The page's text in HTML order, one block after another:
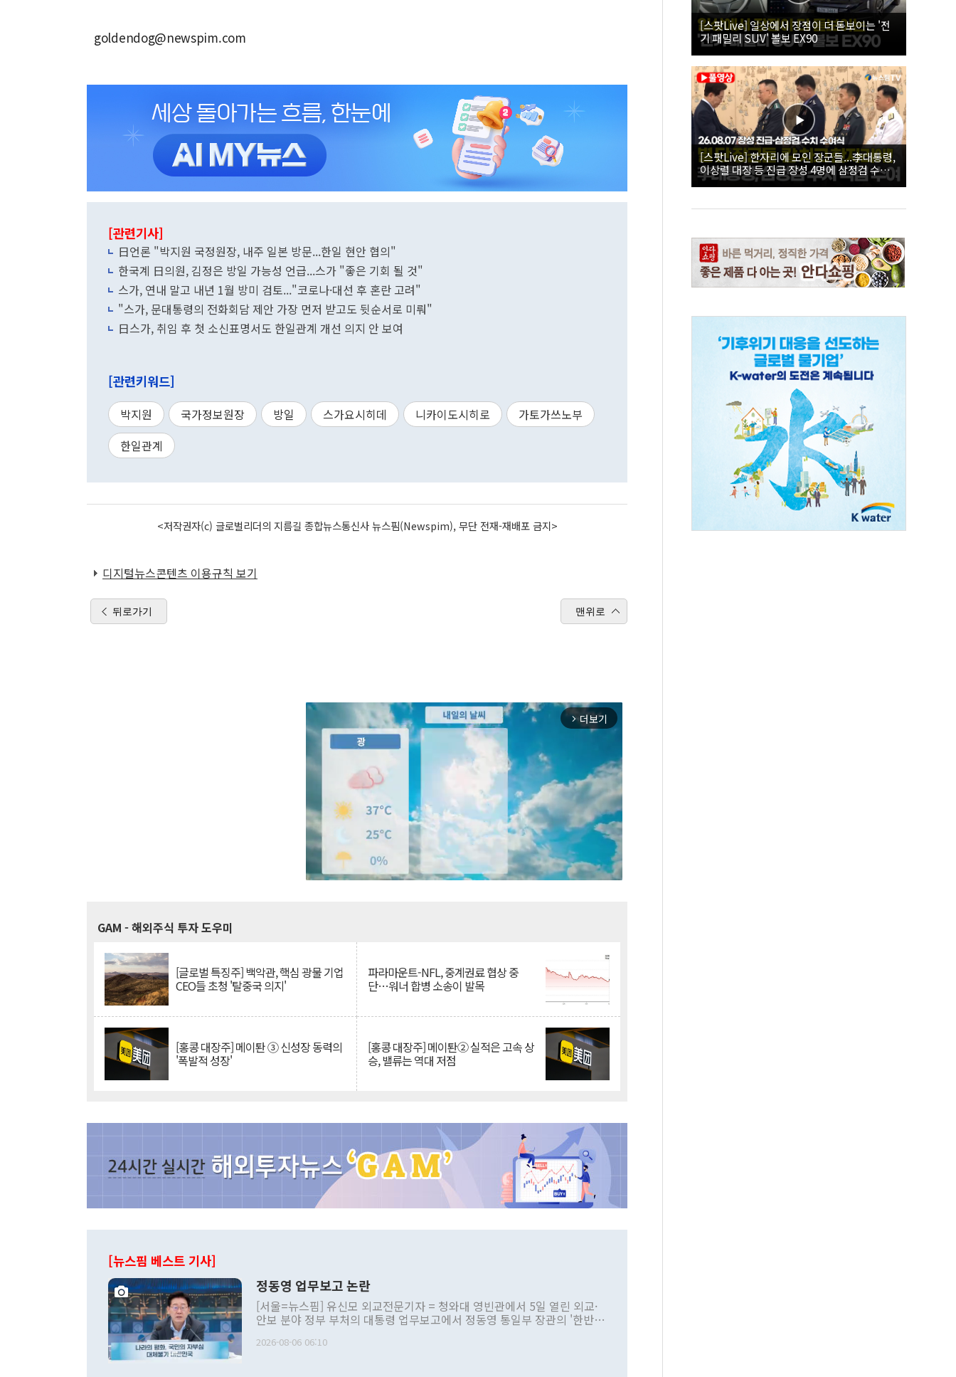
goldendog@newspim.com
[관련기사]
日언론 "박지원 국정원장, 내주 일본 방문...한일 현안 협의"
한국계 日의원, 김정은 방일 가능성 언급...스가 "좋은 기회 될 것"
스가, 연내 말고 내년 1월 방미 검토..."코로나·대선 후 혼란 고려"
"스가, 문대통령의 전화회담 제안 가장 먼저 받고도 뒷순서로 미뤄"
日스가, 취임 후 첫 소신표명서도 한일관계 개선 의지 안 보여
[관련키워드]
박지원 국가정보원장 방일 스가요시히데 니카이도시히로
가토가쓰노부
한일관계
<저작권자(c) 글로벌리더의 지름길 종합뉴스통신사 뉴스핌(Newspim), 무단 전재-재배포 금지>
디지털뉴스콘텐츠 이용규칙 보기
뒤로가기 맨위로
arrow_forward_ios 더보기
GAM - 해외주식 투자 도우미
[글로벌 특징주] 백악관, 핵심 광물 기업
CEO들 초청 '탈중국 의지'
파라마운트-NFL, 중계권료 협상 중
단…워너 합병 소송이 발목
[홍콩 대장주] 메이퇀 ③ 신성장 동력의
'폭발적 성장'
[홍콩 대장주] 메이퇀② 실적은 고속 상
승, 밸류는 역대 저점
[뉴스핌 베스트 기사]
정동영 업무보고 논란
[서울=뉴스핌] 유신모 외교전문기자 = 청와대 영빈관에서 5일 열린 외교·
안보 분야 정부 부처의 대통령 업무보고에서 정동영 통일부 장관의 '한반도
발언 중에는 정부 내 조율을 거치지 않은 사안을 정책으로 추진하겠다고 공
2026-08-06 06:10
[스팟Live] 일상에서 장점이 더 돋보이는 '전
기 패밀리 SUV' 볼보 EX90
[스팟Live] 한자리에 모인 장군들...李대통령,
이상렬 대장 등 진급 장성 4명에 삼정검 수치
직접 수여｜26.08.07 장성 진급·삼정검 수치